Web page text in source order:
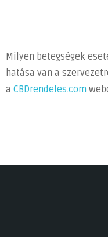
Milyen betegségek
hatása van a
a CBDrendeles.com